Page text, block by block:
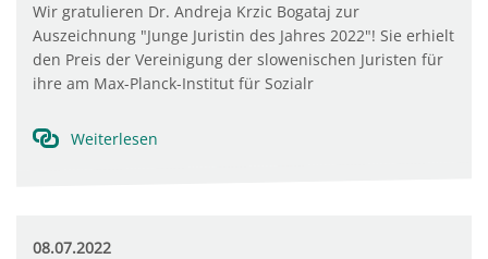
Wir gratulieren Dr. Andreja Krzic Bogataj zur
Auszeichnung "Junge Juristin des Jahres 2022"! Sie erhielt
den Preis der Vereinigung der slowenischen Juristen für
ihre am Max-Planck-Institut für Sozialr
Weiterlesen
08.07.2022